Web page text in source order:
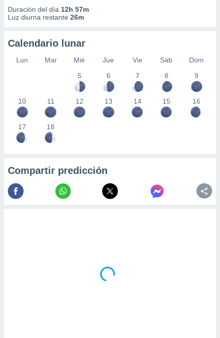
Duración del día 12h 57m
Luz diurna restante 26m
Calendario lunar
Lun Mar Mié Jue Vie Sáb
Dom
5
6 7 8 9
10 11 12 13 14 15 16
17 18
Compartir predicción